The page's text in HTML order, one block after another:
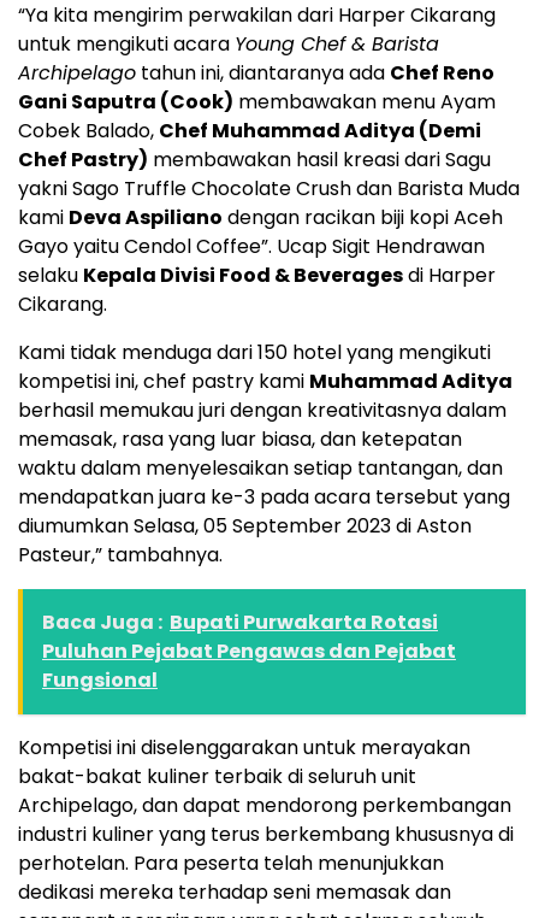
“Ya kita mengirim perwakilan dari Harper Cikarang
untuk mengikuti acara Young Chef & Barista
Archipelago tahun ini, diantaranya ada Chef Reno
Gani Saputra (Cook) membawakan menu Ayam
Cobek Balado, Chef Muhammad Aditya (Demi
Chef Pastry) membawakan hasil kreasi dari Sagu
yakni Sago Truffle Chocolate Crush dan Barista Muda
kami Deva Aspiliano dengan racikan biji kopi Aceh
Gayo yaitu Cendol Coffee”. Ucap Sigit Hendrawan
selaku Kepala Divisi Food & Beveragesdi Harper
Cikarang.
Kami tidak menduga dari 150 hotel yang mengikuti
kompetisi ini, chef pastry kami Muhammad Aditya
berhasil memukau juri dengan kreativitasnya dalam
memasak, rasa yang luar biasa, dan ketepatan
waktu dalam menyelesaikan setiap tantangan, dan
mendapatkan juara ke-3 pada acara tersebut yang
diumumkan Selasa, 05 September 2023 di Aston
Pasteur,” tambahnya.
Baca Juga : Bupati Purwakarta Rotasi
Puluhan Pejabat Pengawas dan Pejabat
Fungsional
Kompetisi ini diselenggarakan untuk merayakan
bakat-bakat kuliner terbaik di seluruh unit
Archipelago, dan dapat mendorong perkembangan
industri kuliner yang terus berkembang khususnya di
perhotelan. Para peserta telah menunjukkan
dedikasi mereka terhadap seni memasak dan